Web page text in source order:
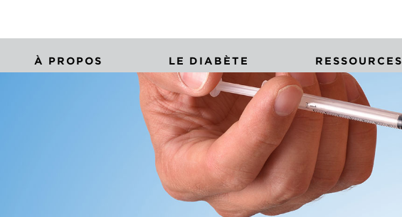
À PROPOS LE DIABÈTE RESSOURCES